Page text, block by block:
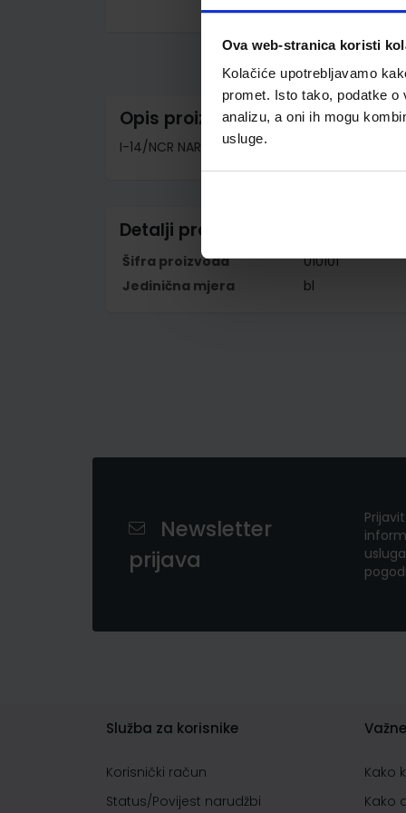
Ova web-stranica koristi
Kolačiće upotrebljavamo
promet. Isto tako, podatke
analizu, a oni ih mogu
usluge.
gallery
Opis proizvoda
I-14/NCR NARUDŽBENICA A-4; Blok 100 listova,
Detalji proizvoda
Šifra proizvoda
010101
Jedinična mjera
bl
Newsletter
prijava
Služba za korisnike
Korisnički račun
Status/Povijest narudžbi
Kako
Kako